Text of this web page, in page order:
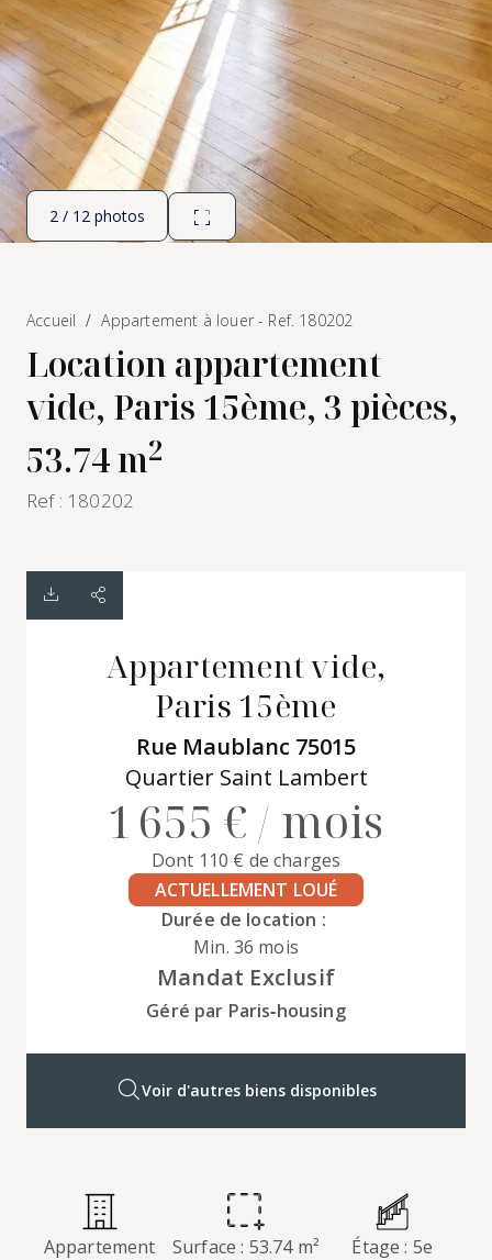
2 / 12 photos
Accueil Appartement à louer - Ref. 180202
Location appartement
vide, Paris 15ème, 3 pièces,
53.74 m2
Ref : 180202
Appartement vide,
Paris 15ème
Rue Maublanc 75015
Quartier Saint Lambert
1 655 € / mois
Dont 110 € de charges
ACTUELLEMENT LOUÉ
Durée de location :
Min. 36 mois
Mandat Exclusif
Géré par Paris‑housing
Voir d'autres biens disponibles
Appartement Surface : 53.74 m² Étage : 5e